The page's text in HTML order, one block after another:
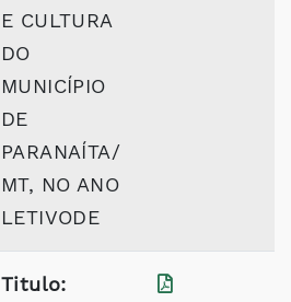
E CULTURA
DO
MUNICÍPIO
DE
PARANAÍTA/
MT, NO ANO
LETIVODE
Titulo: